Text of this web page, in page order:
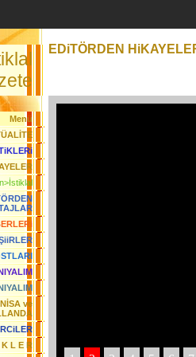
Menü
ve
L E R
EDiTÖRDEN